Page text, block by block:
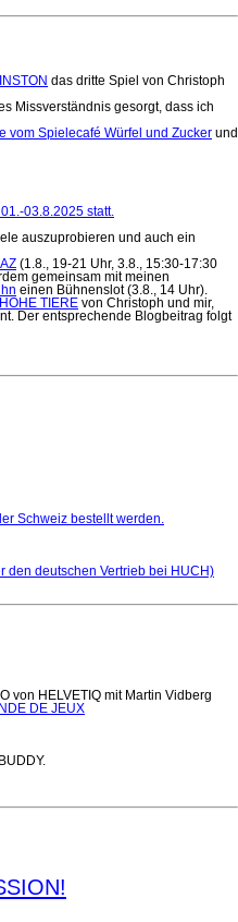
das dritte Spiel von Christoph
Missverständnis gesorgt, dass ich
vom Spielecafé Würfel und Zucker und
03.8.2025 statt.
auszuprobieren und auch ein
(1.8., 19-21 Uhr, 3.8., 15:30-17:30
gemeinsam mit meinen
einen Bühnenslot (3.8., 14 Uhr).
HOHE TIERE von Christoph und mir,
Der entsprechende Blogbeitrag folgt
Schweiz bestellt werden.
den deutschen Vertrieb bei HUCH)
von HELVETIQ mit Martin Vidberg
DE JEUX